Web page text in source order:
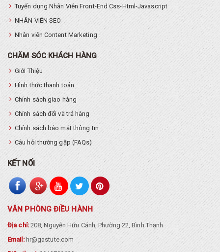
Tuyển dụng Nhân Viên Front-End Css-Html-Javascript
NHÂN VIÊN SEO
Nhân viên Content Marketing
CHĂM SÓC KHÁCH HÀNG
Giới Thiệu
Hình thức thanh toán
Chính sách giao hàng
Chính sách đổi và trả hàng
Chính sách bảo mật thông tin
Câu hỏi thường gặp (FAQs)
KẾT NỐI
VĂN PHÒNG ĐIỀU HÀNH
Địa chỉ:208, Nguyễn Hữu Cảnh, Phường 22, Bình Thạnh
Email: hr@gastute.com